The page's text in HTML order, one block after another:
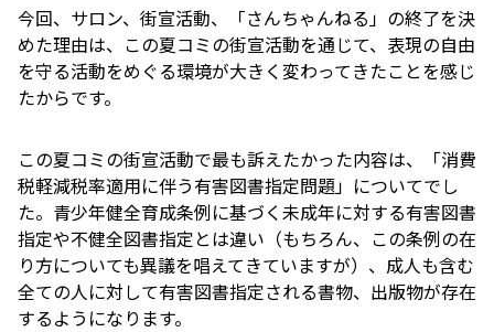
今回、サロン、街宣活動、「さんちゃんねる」の終了を決
めた理由は、この夏コミの街宣活動を通じて、表現の自由
を守る活動をめぐる環境が大きく変わってきたことを感じ
たからです。
この夏コミの街宣活動で最も訴えたかった内容は、「消費
税軽減税率適用に伴う有害図書指定問題」についてでし
た。青少年健全育成条例に基づく未成年に対する有害図書
指定や不健全図書指定とは違い（もちろん、この条例の在
り方についても異議を唱えてきていますが）、成人も含む
全ての人に対して有害図書指定される書物、出版物が存在
するようになります。